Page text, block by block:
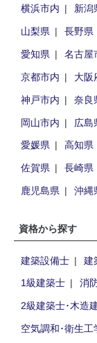
横浜市内
新潟
山梨県
長野県
愛知県
名古屋
京都市内
大阪
神戸市内
奈良
岡山市内
広島
愛媛県
高知県
佐賀県
長崎県
鹿児島県
沖縄
資格から探す
建築設備士 建
1級建築士
消
2級建築士･木造
空気調和･衛生